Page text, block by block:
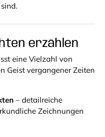
erzählen
eine Vielzahl von
Geist vergangener Zeiten
– detailreiche
Zeichnungen